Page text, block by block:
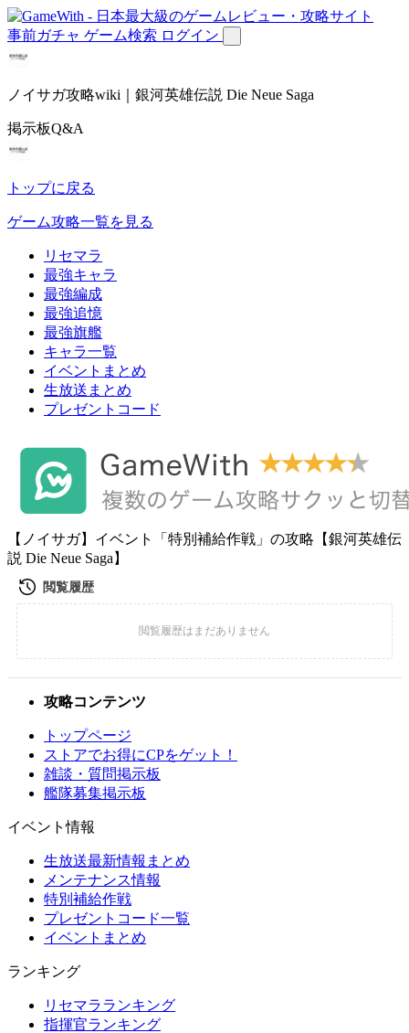
事前ガチャ ゲーム検索 ログイン
ノイサガ攻略wiki｜銀河英雄伝説 Die Neue Saga
掲示板Q&A
トップに戻る
ゲーム攻略一覧を見る
リセマラ
最強キャラ
最強編成
最強追憶
最強旗艦
キャラ一覧
イベントまとめ
生放送まとめ
プレゼントコード
【ノイサガ】イベント「特別補給作戦」の攻略【銀河英雄伝
説 Die Neue Saga】
攻略コンテンツ
トップページ
ストアでお得にCPをゲット！
雑談・質問掲示板
艦隊募集掲示板
イベント情報
生放送最新情報まとめ
メンテナンス情報
特別補給作戦
プレゼントコード一覧
イベントまとめ
ランキング
リセマラランキング
指揮官ランキング